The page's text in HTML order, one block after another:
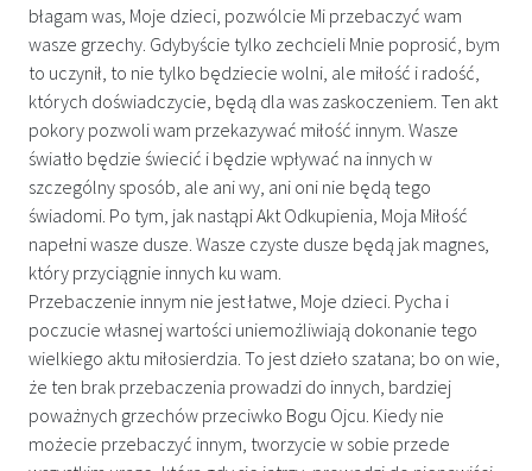
błagam was, Moje dzieci, pozwólcie Mi przebaczyć wam
wasze grzechy. Gdybyście tylko zechcieli Mnie poprosić, bym
to uczynił, to nie tylko będziecie wolni, ale miłość i radość,
których doświadczycie, będą dla was zaskoczeniem. Ten akt
pokory pozwoli wam przekazywać miłość innym. Wasze
światło będzie świecić i będzie wpływać na innych w
szczególny sposób, ale ani wy, ani oni nie będą tego
świadomi. Po tym, jak nastąpi Akt Odkupienia, Moja Miłość
napełni wasze dusze. Wasze czyste dusze będą jak magnes,
który przyciągnie innych ku wam.
Przebaczenie innym nie jest łatwe, Moje dzieci. Pycha i
poczucie własnej wartości uniemożliwiają dokonanie tego
wielkiego aktu miłosierdzia. To jest dzieło szatana; bo on wie,
że ten brak przebaczenia prowadzi do innych, bardziej
poważnych grzechów przeciwko Bogu Ojcu. Kiedy nie
możecie przebaczyć innym, tworzycie w sobie przede